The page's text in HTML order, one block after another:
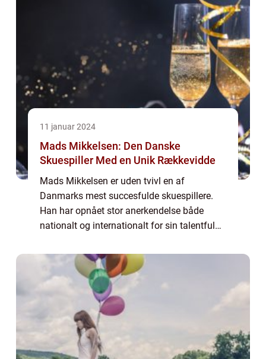
11 januar 2024
Mads Mikkelsen: Den Danske
Skuespiller Med en Unik Rækkevidde
Mads Mikkelsen er uden tvivl en af
Danmarks mest succesfulde skuespillere.
Han har opnået stor anerkendelse både
nationalt og internationalt for sin talentfulde
skærmen. Uanset om du er en dedikeret fan